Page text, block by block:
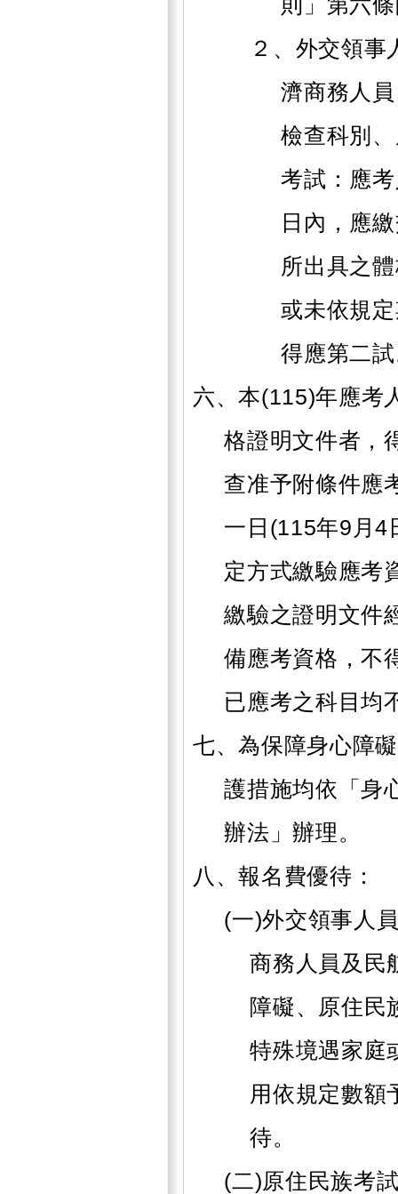
則」第六
２、外交領事
濟商務人
檢查科別
考試：應
日內，應
所出具之
或未依規
得應第二
六、本(115)年應考
格證明文件者，
查准予附條件應
一日(115年9月4
定方式繳驗應考
繳驗之證明文件
備應考資格，不
已應考之科目均
七、為保障身心障
護措施均依「身
辦法」辦理。
八、報名費優待：
(一)外交領事人
商務人員及民
障礙、原住民
特殊境遇家庭
用依規定數額
待。
(二)原住民族考